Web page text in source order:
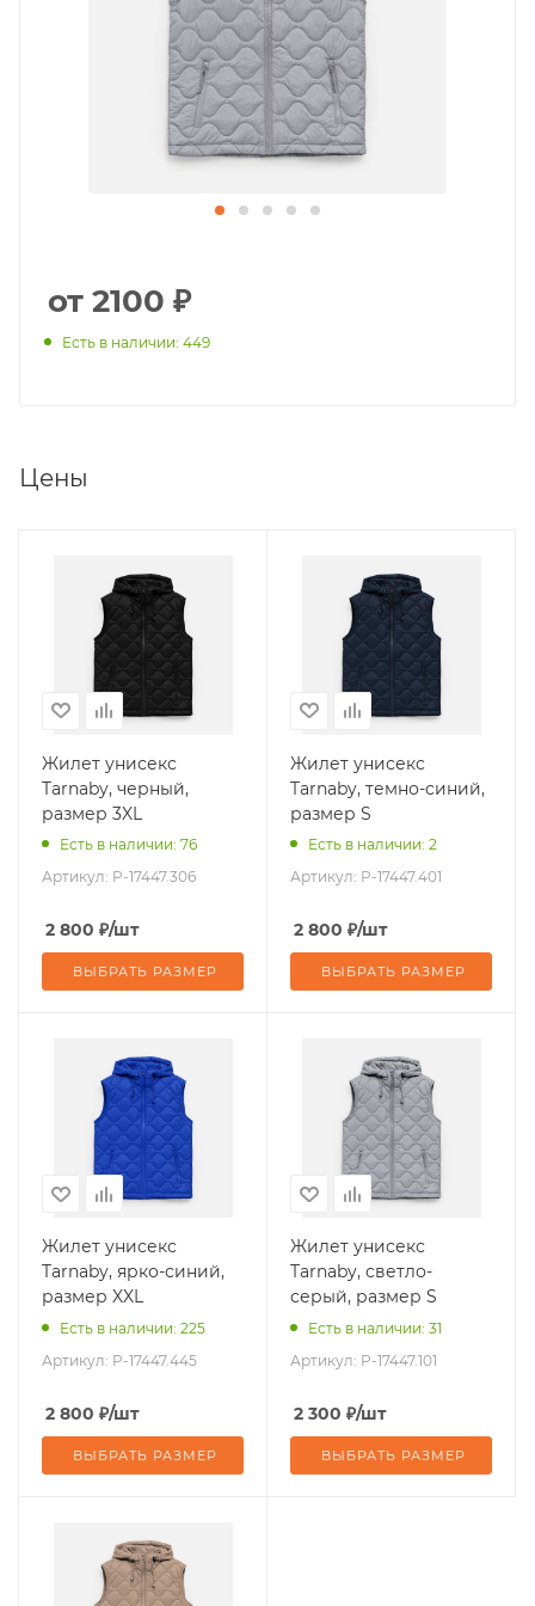
от 2100 ₽
Есть в наличии: 449
Цены
Жилет унисекс
Tarnaby, черный,
размер 3XL
Есть в наличии: 76
Артикул: P-17447.306
2 800 ₽/шт
ВЫБРАТЬ РАЗМЕР
Жилет унисекс
Tarnaby, темно-синий,
размер S
Есть в наличии: 2
Артикул: P-17447.401
2 800 ₽/шт
ВЫБРАТЬ РАЗМЕР
Жилет унисекс
Tarnaby, ярко-синий,
размер XXL
Есть в наличии: 225
Артикул: P-17447.445
2 800 ₽/шт
ВЫБРАТЬ РАЗМЕР
Жилет унисекс
Tarnaby, светло-
серый, размер S
Есть в наличии: 31
Артикул: P-17447.101
2 300 ₽/шт
ВЫБРАТЬ РАЗМЕР